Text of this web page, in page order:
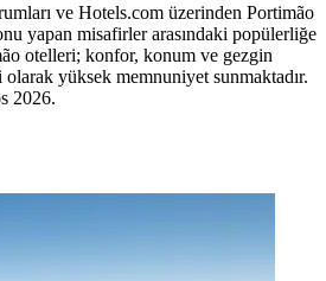
ve Hotels.com üzerinden Portimão
yapan misafirler arasındaki popülerliğe
otelleri; konfor, konum ve gezgin
olarak yüksek memnuniyet sunmaktadır.
2026.